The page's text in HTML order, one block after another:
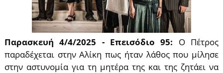
Παρασκευή 4/4/2025 - Επεισόδιο 95: Ο Πέτρος
παραδέχεται στην Αλίκη πως ήταν λάθος που μίλησε
στην αστυνομία για τη μητέρα της και της ζητάει να